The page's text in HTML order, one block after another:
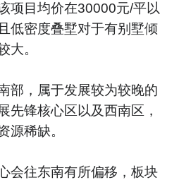
项目均价在30000元/平以
低密度叠墅对于有别墅倾
大。
部，属于发展较为较晚的
先锋核心区以及西南区，
源稀缺。
会往东南有所偏移，板块